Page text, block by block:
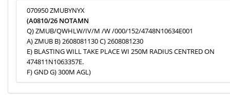
070950 ZMUBYNYX
(A0810/26 NOTAMN
Q) ZMUB/QWHLW/IV/M /W /000/152/4748N10634E001
A) ZMUB B) 2608081130 C) 2608081230
E) BLASTING WILL TAKE PLACE WI 250M RADIUS CENTRED ON
474811N1063357E.
F) GND G) 300M AGL)